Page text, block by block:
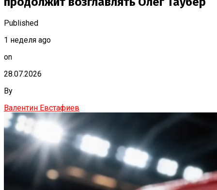
Published
1 неделя ago
on
28.07.2026
By
Валентин Евстафиев